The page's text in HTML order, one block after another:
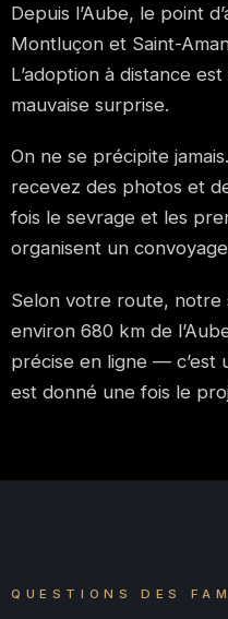
Depuis l’Aube, le point
Montluçon et Saint-
L’adoption à distance
mauvaise surprise.
On ne se précipite
recevez des photos et
fois le sevrage et les
organisent un
Selon votre route, notre
environ 680 km de
précise en ligne — c’est
est donné une fois le
QUESTIONS DES